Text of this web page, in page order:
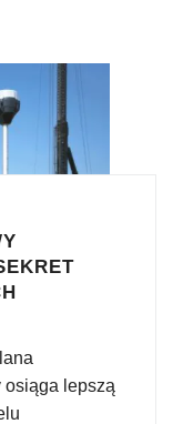
osiąga lepszą